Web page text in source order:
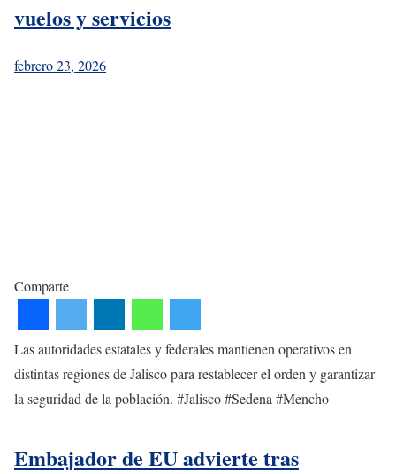
vuelos y servicios
febrero 23, 2026
Comparte
Las autoridades estatales y federales mantienen operativos en
distintas regiones de Jalisco para restablecer el orden y garantizar
la seguridad de la población. #Jalisco #Sedena #Mencho
Embajador de EU advierte tras